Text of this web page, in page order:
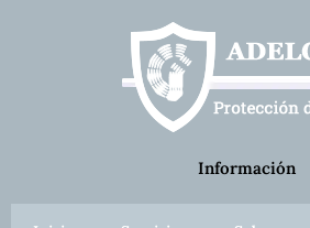
Información